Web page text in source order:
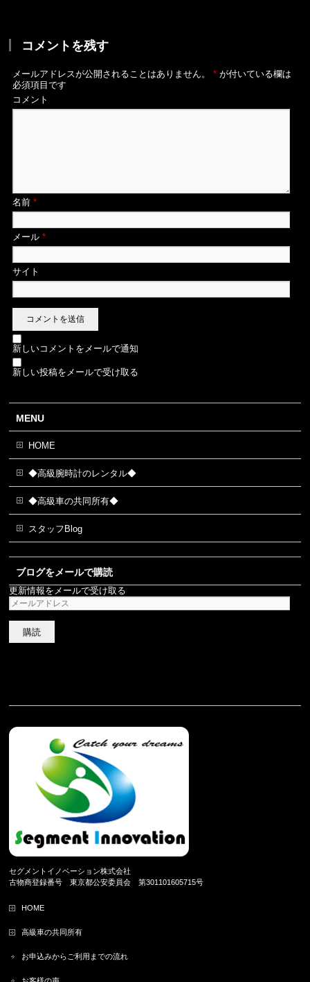
コメントを残す
メールアドレスが公開されることはありません。 * が付いている欄は
必須項目です
コメント
名前*
メール*
サイト
新しいコメントをメールで通知
新しい投稿をメールで受け取る
MENU
HOME
◆高級腕時計のレンタル◆
◆高級車の共同所有◆
スタッフBlog
ブログをメールで購読
更新情報をメールで受け取る
メ
ー
ル
ド
セグメントイノベーション株式会社
古物商登録番号 東京都公安委員会 第301101605715号
HOME
高級車の共同所有
お申込みからご利用までの流れ